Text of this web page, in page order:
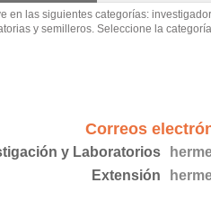
en las siguientes categorías:
y semilleros. Seleccione la
Correos
y Laboratorios
Extensión